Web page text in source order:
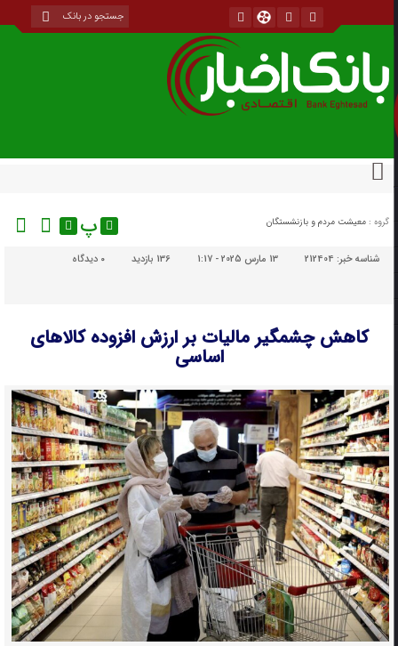
گروه : معیشت مردم و بازنشستگان پ
شناسه خبر:212404 13 مارس 2025 - 1:17 136 بازدید دیدگاه
کاهش چشمگیر مالیات بر ارزش افزوده کالاهای
اساسی